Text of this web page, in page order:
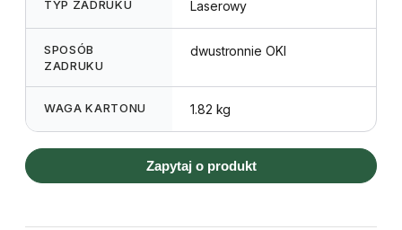
TYP ZADRUKU Laserowy
SPOSÓB
ZADRUKU
dwustronnie OKI
WAGA KARTONU 1.82 kg
Zapytaj o produkt